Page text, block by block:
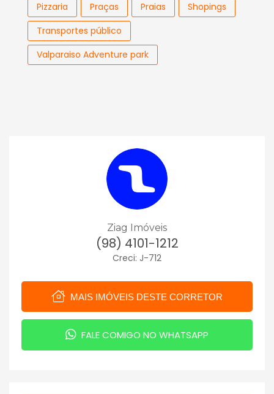
Pizzaria
Praças Praias
Shopings
Transportes público
Valparaiso Adventure park
Ziag Imóveis
(98) 4101-1212
Creci: J-712
MAIS IMÓVEIS DESTE CORRETOR
FALE COMIGO NO WHATSAPP